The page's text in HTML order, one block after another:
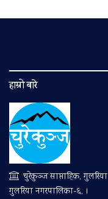
हाम्रो बारे
चुरेकुञ्ज साप्ताहिक, गुलरिया
गुलरिया नगरपालिका-६, ।